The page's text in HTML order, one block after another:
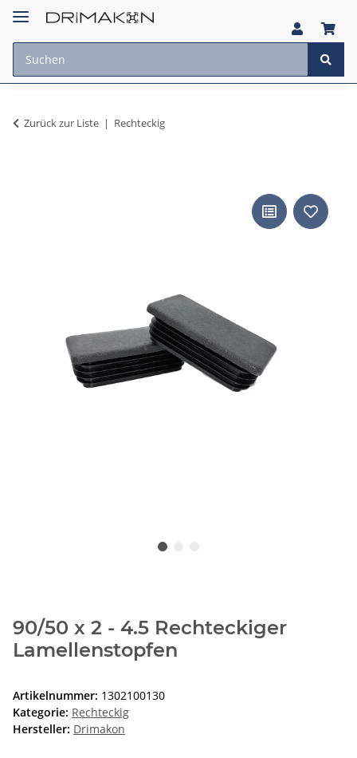
Zurück zur Liste Rechteckig
90/50 x 2 - 4.5 Rechteckiger
Lamellenstopfen
Artikelnummer: 1302100130
Kategorie: Rechteckig
Hersteller: Drimakon